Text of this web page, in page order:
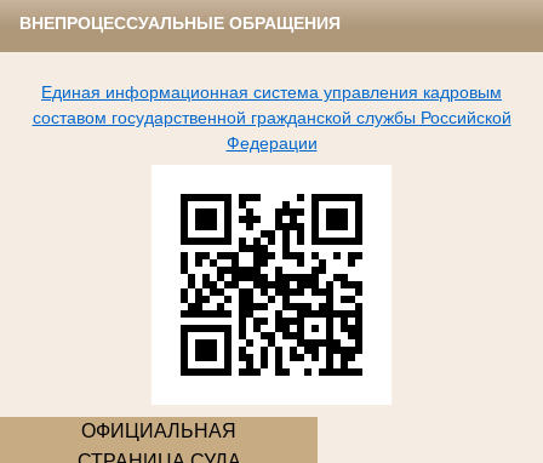
ВНЕПРОЦЕССУАЛЬНЫЕ ОБРАЩЕНИЯ
Единая информационная система управления кадровым
составом государственной гражданской службы Российской
Федерации
ОФИЦИАЛЬНАЯ